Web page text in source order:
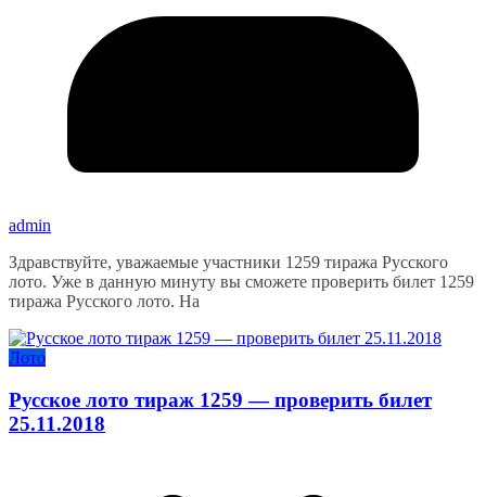
admin
Здравствуйте, уважаемые участники 1259 тиража Русского
лото. Уже в данную минуту вы сможете проверить билет 1259
тиража Русского лото. На
Лото
Русское лото тираж 1259 — проверить билет
25.11.2018